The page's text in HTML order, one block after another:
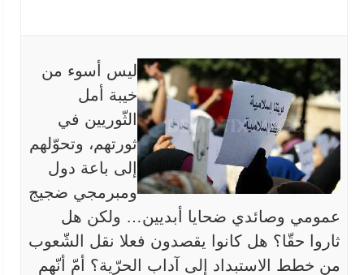
ليس
أسوء من
خيبة أمل
الثّوريين في
ثورتهم، وتحوّلهم
إلى باعة دول
ومبرمجي ضجيج
عمومي وصائدي ضحايا أبديين… ولكن هل
ثاروا حقّا؟ هل كانوا يقصدون فعلا نقل الشّعوب
من خطط الاستبداد إلى آداب الحرّية؟ أمّ أنّهم